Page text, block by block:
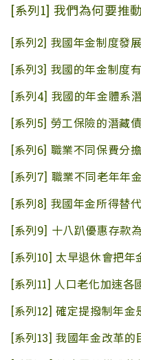
[系列1] 我們為何要推
[系列2] 我國年金制度發
[系列3] 我國的年金制度
[系列4] 我國的年金體系
[系列5] 勞工保險的潛藏
[系列6] 職業不同保費分
[系列7] 職業不同老年年
[系列8] 我國年金所得替
[系列9] 十八趴優惠存款
[系列10] 太早退休會把年
[系列11] 人口老化加速各
[系列12] 確定提撥制年金
[系列13] 我國年金改革的